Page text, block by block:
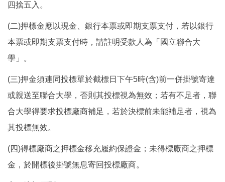
四捨五入。
(二)押標金應以現金、銀行本票或即期支票支付，若以銀行
本票或即期支票支付時，請註明受款人為「國立聯合大
學」。
(三)押金須連同投標單於截標日下午5時(含)前一併掛號寄達
或親送至聯合大學，否則其投標視為無效；若有不足者，聯
合大學得要求投標廠商補足，若於決標前未能補足者，視為
其投標無效。
(四)得標廠商之押標金移充履約保證金；未得標廠商之押標
金，於開標後掛號無息寄回投標廠商。